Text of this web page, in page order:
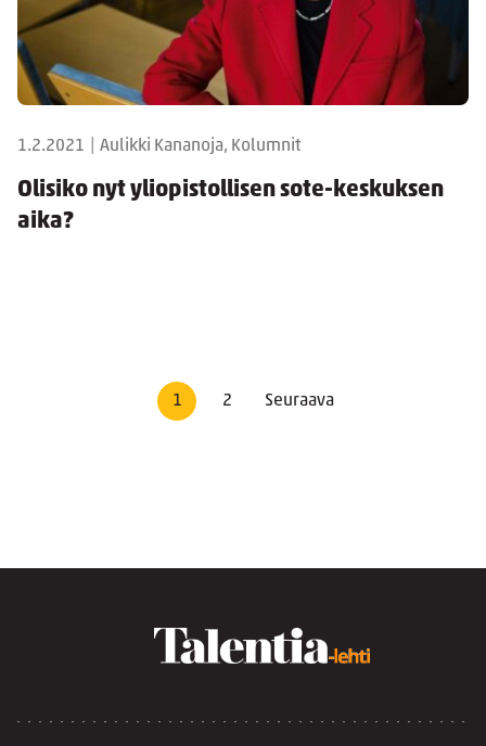
1.2.2021 Aulikki Kananoja, Kolumnit
Olisiko nyt yliopistollisen sote-keskuksen
aika?
1 2 Seuraava